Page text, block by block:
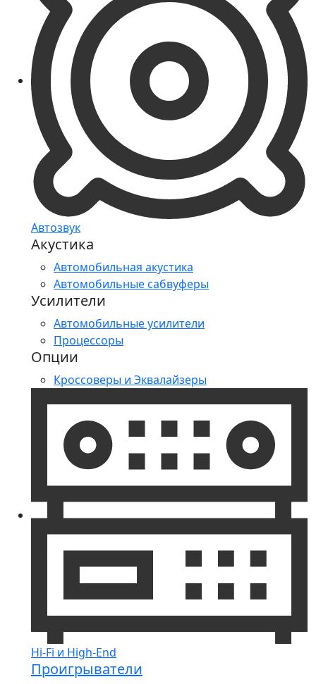
Автозвук
Акустика
Автомобильная акустика
Автомобильные сабвуферы
Усилители
Автомобильные усилители
Процессоры
Опции
Кроссоверы и Эквалайзеры
Hi-Fi и High-End
Проигрыватели